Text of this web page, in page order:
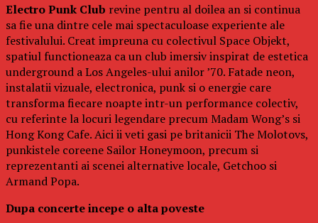
Electro Punk Club revine pentru al doilea an si continua
sa fie una dintre cele mai spectaculoase experiente ale
festivalului. Creat impreuna cu colectivul Space Objekt,
spatiul functioneaza ca un club imersiv inspirat de estetica
underground a Los Angeles-ului anilor ’70. Fatade neon,
instalatii vizuale, electronica, punk si o energie care
transforma fiecare noapte intr-un performance colectiv,
cu referinte la locuri legendare precum Madam Wong’s si
Hong Kong Cafe. Aici ii veti gasi pe britanicii The Molotovs,
punkistele coreene Sailor Honeymoon, precum si
reprezentanti ai scenei alternative locale, Getchoo si
Armand Popa.
Dupa concerte incepe o alta poveste